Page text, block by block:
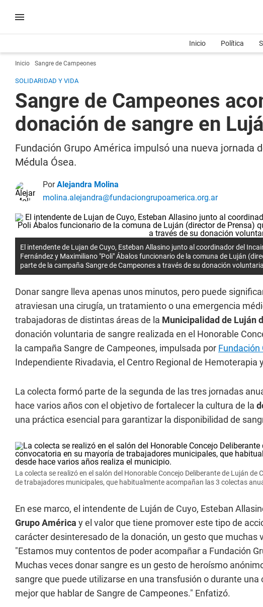
Inicio Política
Inicio Sangre de Campeones
SOLIDARIDAD Y VIDA
Sangre de Campeones
donación de sangre en
Fundación Grupo América impulsó una nueva jornada
Médula Ósea.
PorAlejandra Molina
molina.alejandra@fundaciongrupoamerica.org.ar
El intendente de Lujan de Cuyo, Esteban Allasino junto al coordinador del
Fernández y Maximiliano "Poli" Ábalos funcionario de la comuna de Luján
parte de la campaña Sangre de Campeones a través de su donación
Donar sangre lleva apenas unos minutos, pero puede
atraviesan una cirugía, un tratamiento o una emergencia
trabajadoras de distintas áreas de la Municipalidad de Luján
donación voluntaria de sangre realizada en el Honorable
la campaña Sangre de Campeones, impulsada por Fundación
Independiente Rivadavia, el Centro Regional de Hemoterapia
La colecta formó parte de la segunda de las tres jornadas
hace varios años con el objetivo de fortalecer la cultura de la
una práctica esencial para garantizar la disponibilidad de
La colecta se realizó en el salón del Honorable Concejo Deliberante de Luján
de trabajadores municipales, que habitualmente acompañan las 3 colectas
En ese marco, el intendente de Luján de Cuyo, Esteban
Grupo América y el valor que tiene promover este tipo de
carácter desinteresado de la donación, un gesto que muchas
"Estamos muy contentos de poder acompañar a Fundación
Muchas veces donar sangre es un gesto de heroísmo
sangre que puede utilizarse en una transfusión o durante
mejor que hablar de Sangre de Campeones." Enfatizó.